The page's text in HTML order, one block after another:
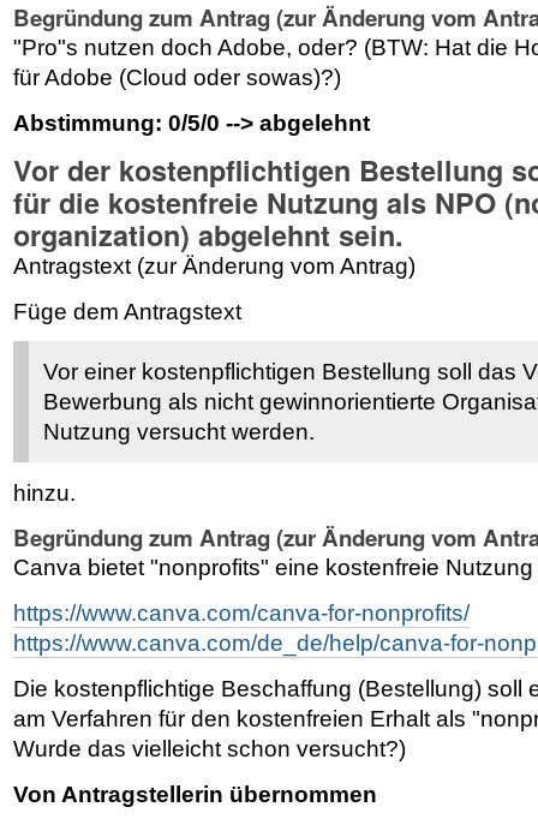
Begründung zum Antrag (zur Änderung vom
"Pro"s nutzen doch Adobe, oder? (BTW: Hat die
für Adobe (Cloud oder sowas)?)
Abstimmung: 0/5/0 --> abgelehnt
Vor der kostenpflichtigen Bestellung
für die kostenfreie Nutzung als NPO
organization) abgelehnt sein.
Antragstext (zur Änderung vom Antrag)
Füge dem Antragstext
Vor einer kostenpflichtigen Bestellung soll das
Bewerbung als nicht gewinnorientierte
Nutzung versucht werden.
hinzu.
Begründung zum Antrag (zur Änderung vom
Canva bietet "nonprofits" eine kostenfreie
https://www.canva.com/canva-for-nonprofits/
https://www.canva.com/de_de/help/canva-for-
Die kostenpflichtige Beschaffung (Bestellung) soll
am Verfahren für den kostenfreien Erhalt als
Wurde das vielleicht schon versucht?)
Von Antragstellerin übernommen